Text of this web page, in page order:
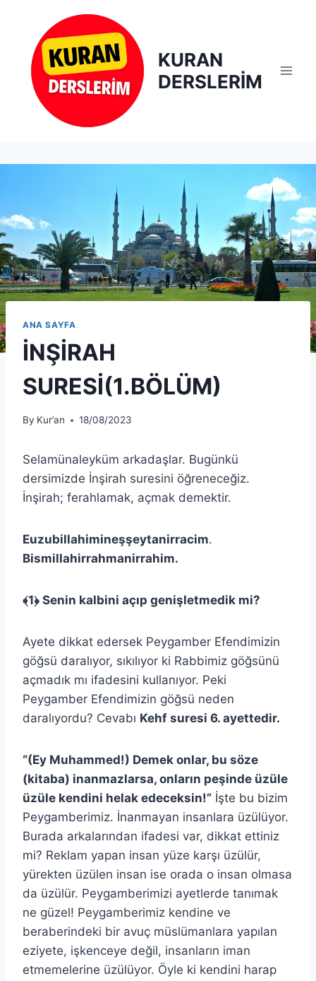
content
KURAN
DERSLERİM
ANA SAYFA
İNŞİRAH
SURESİ(1.BÖLÜM)
By Kur’an 18/08/2023
Selamünaleyküm arkadaşlar. Bugünkü
dersimizde İnşirah suresini öğreneceğiz.
İnşirah; ferahlamak, açmak demektir.
Euzubillahimineşşeytanirracim.
Bismillahirrahmanirrahim.
﴾1﴿ Senin kalbini açıp genişletmedik mi?
Ayete dikkat edersek Peygamber Efendimizin
göğsü daralıyor, sıkılıyor ki Rabbimiz göğsünü
açmadık mı ifadesini kullanıyor. Peki
Peygamber Efendimizin göğsü neden
daralıyordu? Cevabı Kehf suresi 6. ayettedir.
“(Ey Muhammed!) Demek onlar, bu söze
(kitaba) inanmazlarsa, onların peşinde üzüle
üzüle kendini helak edeceksin!” İşte bu bizim
Peygamberimiz. İnanmayan insanlara üzülüyor.
Burada arkalarından ifadesi var, dikkat ettiniz
mi? Reklam yapan insan yüze karşı üzülür,
yürekten üzülen insan ise orada o insan olmasa
da üzülür. Peygamberimizi ayetlerde tanımak
ne güzel! Peygamberimiz kendine ve
beraberindeki bir avuç müslümanlara yapılan
eziyete, işkenceye değil, insanların iman
etmemelerine üzülüyor. Öyle ki kendini harap